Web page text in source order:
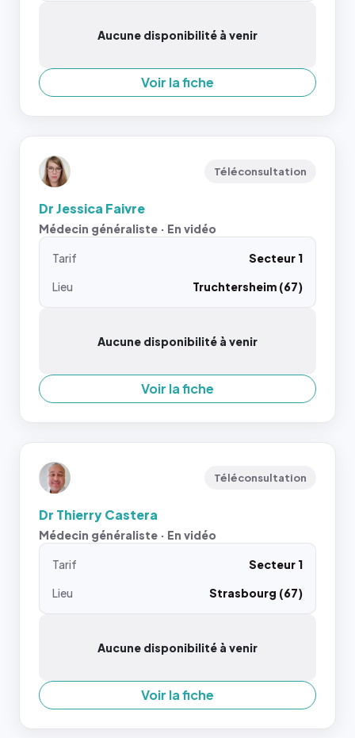
Aucune disponibilité à venir
Voir la fiche
Téléconsultation
Dr Jessica Faivre
Médecin généraliste · En vidéo
Tarif
Secteur 1
Lieu
Truchtersheim (67)
Aucune disponibilité à venir
Voir la fiche
Téléconsultation
Dr Thierry Castera
Médecin généraliste · En vidéo
Tarif
Secteur 1
Lieu
Strasbourg (67)
Aucune disponibilité à venir
Voir la fiche